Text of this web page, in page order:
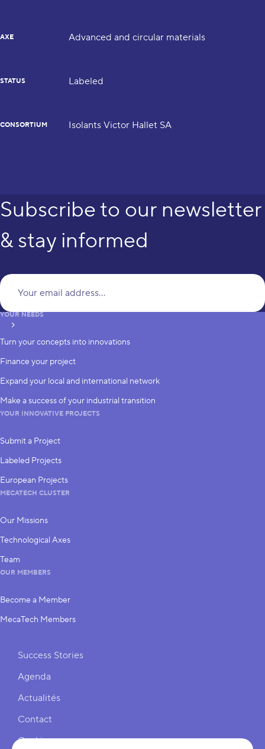
AXE Advanced and circular materials
STATUS Labeled
CONSORTIUM Isolants Victor Hallet SA
Subscribe to our newsletter
& stay informed
subscribe
YOUR NEEDS
Turn your concepts into innovations
Finance your project
Expand your local and international network
Make a success of your industrial transition
YOUR INNOVATIVE PROJECTS
Submit a Project
Labeled Projects
European Projects
MECATECH CLUSTER
Our Missions
Technological Axes
Team
OUR MEMBERS
Become a Member
MecaTech Members
Shortcuts
Success Stories
Agenda
Actualités
Contact
Cookies